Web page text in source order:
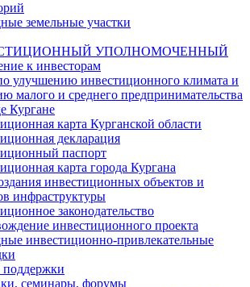
земельные участки
УПОЛНОМОЧЕННЫЙ
к инвесторам
улучшению инвестиционного климата и
малого и среднего предпринимательства
Кургане
карта Курганской области
декларация
паспорт
карта города Кургана
инвестиционных объектов и
инфраструктуры
законодательство
инвестиционного проекта
инвестиционно-привлекательные
семинары, форумы